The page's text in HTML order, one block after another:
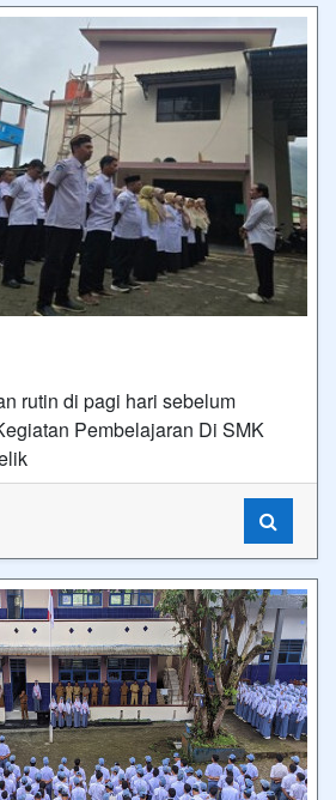
rutin di pagi hari sebelum
Pembelajaran Di SMK